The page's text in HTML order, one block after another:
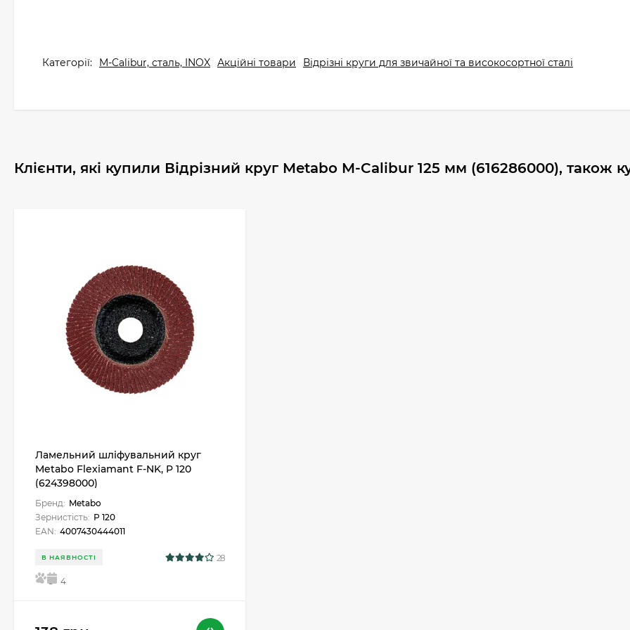
Категорії: M-Calibur, сталь, INOX Акційні товари Відрізні круги для звичайної та високосортної сталі
Клієнти, які купили Відрізний круг Metabo M-Calibur 125 мм (616286000), також
Ламельний шліфувальний круг
Metabo Flexiamant F-NK, P 120
(624398000)
Бренд: Metabo
Зернистість: Р 120
EAN: 4007430444011
В НАЯВНОСТІ 28
4